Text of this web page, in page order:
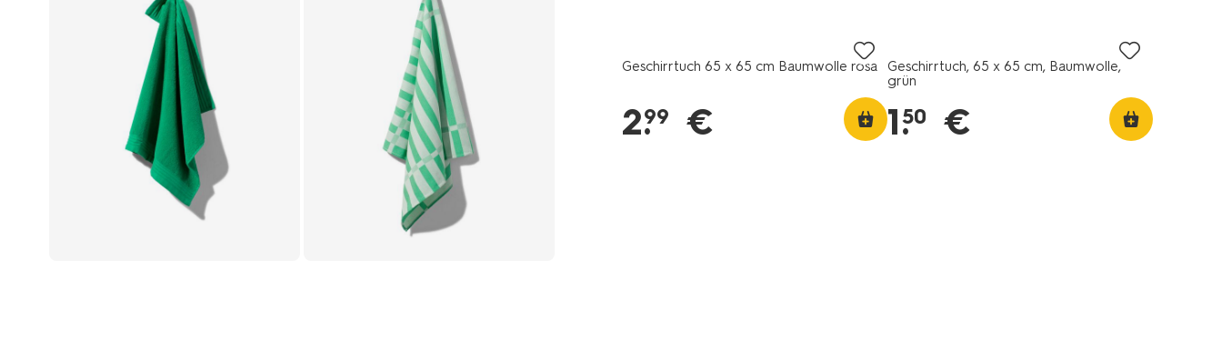
Geschirrtuch 65 x 65 cm Baumwolle rosa
2.
99 €
Geschirrtuch, 65 x 65 cm, Baumwolle,
grün
1.
50 €